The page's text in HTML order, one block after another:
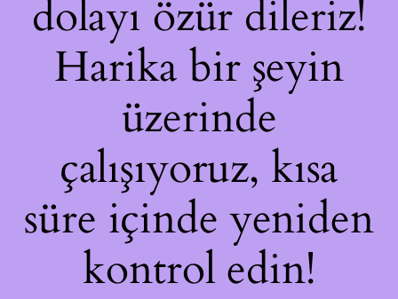
dolayı özür dileriz!
Harika bir şeyin
üzerinde
çalışıyoruz, kısa
süre içinde yeniden
kontrol edin!